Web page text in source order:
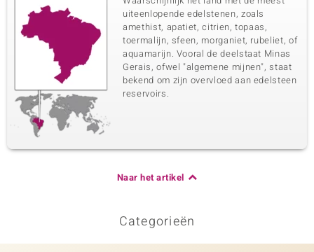
uiteenlopende edelstenen, zoals
amethist, apatiet, citrien, topaas,
toermalijn, sfeen, morganiet, rubeliet, of
aquamarijn. Vooral de deelstaat Minas
Gerais, ofwel "algemene mijnen", staat
bekend om zijn overvloed aan edelsteen
reservoirs.
Naar het artikel
Categorieën